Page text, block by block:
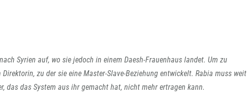
Syrien auf, wo sie jedoch in einem Daesh-Frauenhaus landet. Um zu
zu der sie eine Master-Slave-Beziehung entwickelt. Rabia muss weit
das das System aus ihr gemacht hat, nicht mehr ertragen kann.